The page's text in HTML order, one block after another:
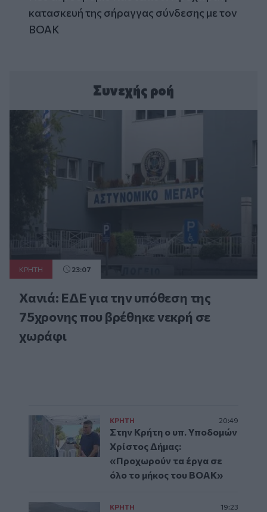
κατασκευή της σήραγγας σύνδεσης με τον
ΒΟΑΚ
Συνεχής ροή
ΚΡΗΤΗ 23:07
Χανιά: ΕΔΕ για την υπόθεση της
75χρονης που βρέθηκε νεκρή σε
χωράφι
ΚΡΗΤΗ 20:49
Στην Κρήτη ο υπ. Υποδομών
Χρίστος Δήμας:
«Προχωρούν τα έργα σε
όλο το μήκος του ΒΟΑΚ»
ΚΡΗΤΗ 19:23